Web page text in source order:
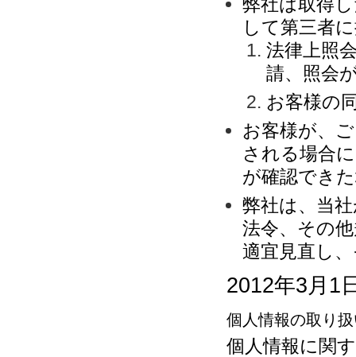
して第三者
法律上照
請、照会
お客様の
お客様が、
される場合
が確認でき
弊社は、当
法令、その
適宜見直し
2012年3月1
個人情報の取り
個人情報に関